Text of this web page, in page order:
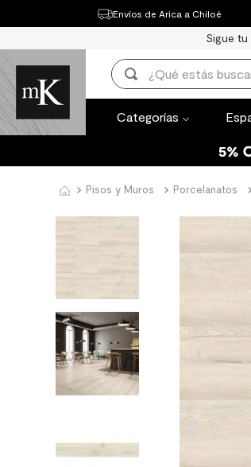
Envíos de Arica a Chiloé
Sigue
¿Qué estás buscando?
3. lavaplatos
4. ceramica muro
7. piso vinilico
8. receptaculo
9. spc
10. columna ducha
Categorías
Categorías Espacios
Pisos y Muros Porcelanatos